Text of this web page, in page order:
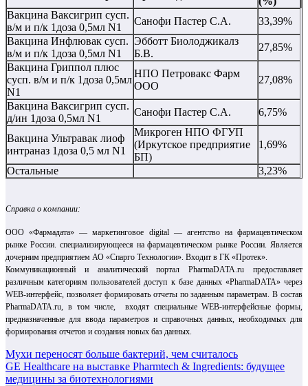
Вакцина Ваксигрип сусп.
в/м и п/к 1доза 0,5мл N1
Санофи Пастер С.А.
33,39%
Вакцина Инфлювак сусп.
в/м и п/к 1доза 0,5мл N1
Эбботт Биолоджикалз
Б.В.
27,85%
Вакцина Гриппол плюс
сусп. в/м и п/к 1доза 0,5мл
N1
НПО Петровакс Фарм
ООО
27,08%
Вакцина Ваксигрип сусп.
д/ин 1доза 0,5мл N1
Санофи Пастер С.А. 6,75%
Вакцина Ультравак лиоф
интраназ 1доза 0,5 мл N1
Микроген НПО ФГУП
(Иркутское предприятие
БП)
1,69%
Остальные 3,23%
Справка о компании:
ООО «Фармадата» — маркетинговое digital — агентство на фармацевтическом
рынке России. специализирующееся на фармацевтическом рынке России. Является
дочерним предприятием АО «Спарго Технологии». Входит в ГК «Протек».
Коммуникационный и аналитический портал PharmaDATA.ru предоставляет
различным категориям пользователей доступ к базе данных «PharmaDATA» через
WEB-интерфейс, позволяет формировать отчеты по заданным параметрам. В состав
PharmaDATA.ru, в том числе, входят специальные WEB-интерфейсные формы,
предназначенные для ввода параметров и справочных данных, необходимых для
формирования отчетов и создания новых баз данных.
Навигация
по
Мухи переносят больше бактерий, чем считалось
GE Healthcare на выставке Pharmtech & Ingredients: будущее
медицины за биотехнологиями